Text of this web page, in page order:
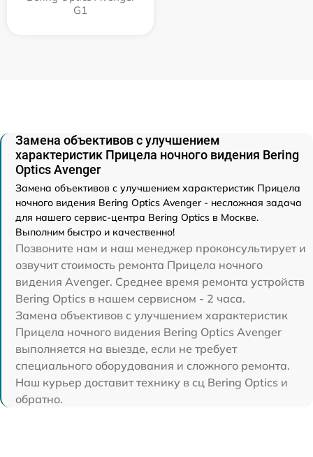
G1
Замена объективов с улучшением
характеристик Прицела ночного видения Bering
Optics Avenger
Замена объективов с улучшением характеристик Прицела
ночного видения Bering Optics Avenger - несложная задача
для нашего сервис-центра Bering Optics в Москве.
Выполним быстро и качественно!
Позвоните нам и наш менеджер проконсультирует и
озвучит стоимость ремонта Прицела ночного
видения Avenger. Среднее время ремонта устройств
Bering Optics в нашем сервисном - 2 часа.
Замена объективов с улучшением характеристик
Прицела ночного видения Bering Optics Avenger
выполняется на выезде, если не требует
специального оборудования и сложного ремонта.
Наш курьер доставит технику в сц Bering Optics и
обратно.